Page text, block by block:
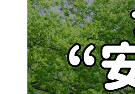
本当に大切なのは、話が
盛り上がることではなく
安心できること
2026.07.20